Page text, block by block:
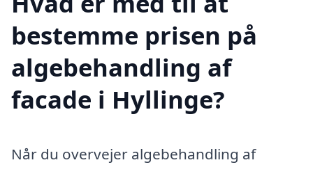
bestemme prisen på
algebehandling af
facade i Hyllinge?
Når du overvejer algebehandling af